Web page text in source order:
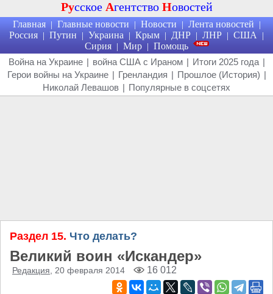
Русское Агентство Новостей
Главная | Главные новости | Новости | Лента новостей |
Россия | Путин | Украина | Крым | ДНР | ЛНР | США |
Сирия | Мир | Помощь
Война на Украине | война США с Ираном | Итоги 2025 года |
Герои войны на Украине | Гренландия | Прошлое (История) |
Николай Левашов | Популярные в соцсетях
Раздел 15. Что делать?
Великий воин «Искандер»
Редакция , 20 февраля 2014 16 012